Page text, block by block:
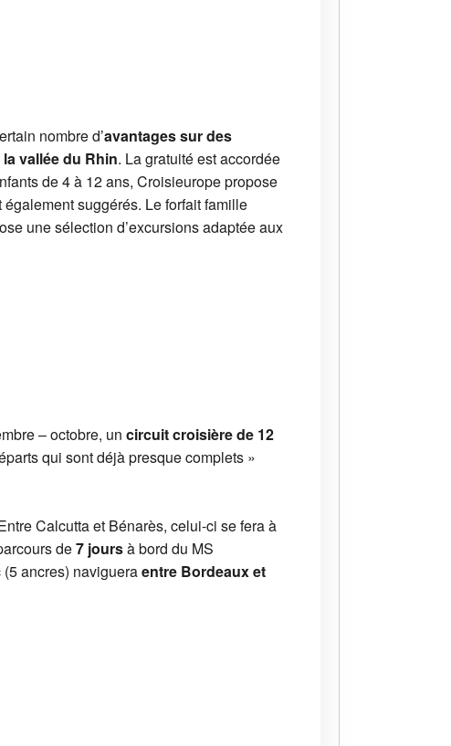
nombre d’avantages sur des
vallée du Rhin. La gratuité est accordée
de 4 à 12 ans, Croisieurope propose
suggérés. Le forfait famille
une sélection d’excursions adaptée aux
– octobre, un circuit croisière de 12
qui sont déjà presque complets »
Calcutta et Bénarès, celui-ci se fera à
de7 joursà bord du MS
ancres) navigueraentre Bordeaux et